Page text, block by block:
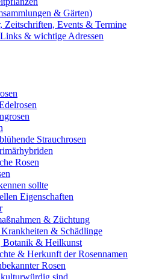
& Gärten)
Events & Termine
& wichtige Adressen
Strauchrosen
Rosen
sollte
Eigenschaften
& Züchtung
& Schädlinge
& Heilkunst
& Herkunft der Rosennamen
Rosen
sind